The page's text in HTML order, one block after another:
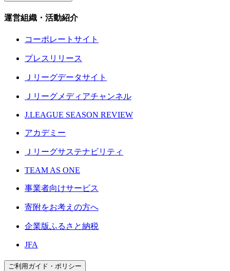
運営組織・活動紹介
コーポレートサイト
プレスリリース
Ｊリーグデータサイト
Ｊリーグメディアチャンネル
J.LEAGUE SEASON REVIEW
アカデミー
Ｊリーグサステナビリティ
TEAM AS ONE
事業者向けサービス
寄附をお考えの方へ
企業版ふるさと納税
JFA
ご利用ガイド・ポリシー